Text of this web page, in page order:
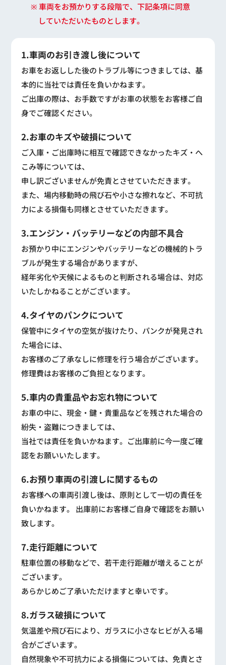
※ 車両をお預かりする段階で、下記条項に同意
していただいたものとします。
1.車両のお引き渡し後について
お車をお返しした後のトラブル等につきましては、基
本的に当社では責任を負いかねます。
ご出庫の際は、お手数ですがお車の状態をお客様ご自
身でご確認ください。
2.お車のキズや破損について
ご入庫・ご出庫時に相互で確認できなかったキズ・へ
こみ等については、
申し訳ございませんが免責とさせていただきます。
また、場内移動時の飛び石や小さな擦れなど、不可抗
力による損傷も同様とさせていただきます。
3.エンジン・バッテリーなどの内部不具合
お預かり中にエンジンやバッテリーなどの機械的トラ
ブルが発生する場合がありますが、
経年劣化や天候によるものと判断される場合は、対応
いたしかねることがございます。
4.タイヤのパンクについて
保管中にタイヤの空気が抜けたり、パンクが発見され
た場合には、
お客様のご了承なしに修理を行う場合がございます。
修理費はお客様のご負担となります。
5.車内の貴重品やお忘れ物について
お車の中に、現金・鍵・貴重品などを残された場合の
紛失・盗難につきましては、
当社では責任を負いかねます。ご出庫前に今一度ご確
認をお願いいたします。
6.お預り車両の引渡しに関するもの
お客様への車両引渡し後は、原則として一切の責任を
負いかねます。 出庫前にお客様ご自身で確認をお願い
致します。
7.走行距離について
駐車位置の移動などで、若干走行距離が増えることが
ございます。
あらかじめご了承いただけますと幸いです。
8.ガラス破損について
気温差や飛び石により、ガラスに小さなヒビが入る場
合がございます。
自然現象や不可抗力による損傷については、免責とさ